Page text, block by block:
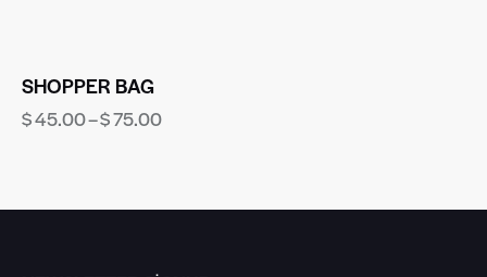
SHOPPER BAG
$45.00–$75.00